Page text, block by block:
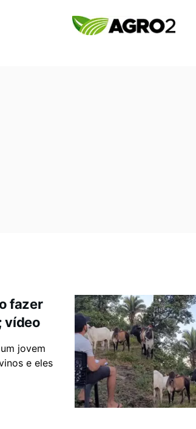
fazer
vídeo
jovem
e eles